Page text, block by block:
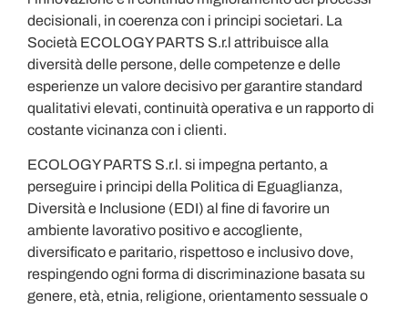
decisionali, in coerenza con i principi societari. La
Società ECOLOGY PARTS S.r.l attribuisce alla
diversità delle persone, delle competenze e delle
esperienze un valore decisivo per garantire standard
qualitativi elevati, continuità operativa e un rapporto di
costante vicinanza con i clienti.
ECOLOGY PARTS S.r.l. si impegna pertanto, a
perseguire i principi della Politica di Eguaglianza,
Diversità e Inclusione (EDI) al fine di favorire un
ambiente lavorativo positivo e accogliente,
diversificato e paritario, rispettoso e inclusivo dove,
respingendo ogni forma di discriminazione basata su
genere, età, etnia, religione, orientamento sessuale o